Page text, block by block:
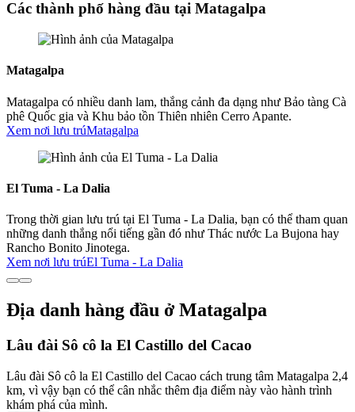
Các thành phố hàng đầu tại Matagalpa
Matagalpa
Matagalpa có nhiều danh lam, thắng cảnh đa dạng như Bảo tàng Cà
phê Quốc gia và Khu bảo tồn Thiên nhiên Cerro Apante.
Xem nơi lưu trúMatagalpa
El Tuma - La Dalia
Trong thời gian lưu trú tại El Tuma - La Dalia, bạn có thể tham quan
những danh thắng nổi tiếng gần đó như Thác nước La Bujona hay
Rancho Bonito Jinotega.
Xem nơi lưu trúEl Tuma - La Dalia
Địa danh hàng đầu ở Matagalpa
Lâu đài Sô cô la El Castillo del Cacao
Lâu đài Sô cô la El Castillo del Cacao cách trung tâm Matagalpa 2,4
km, vì vậy bạn có thể cân nhắc thêm địa điểm này vào hành trình
khám phá của mình.